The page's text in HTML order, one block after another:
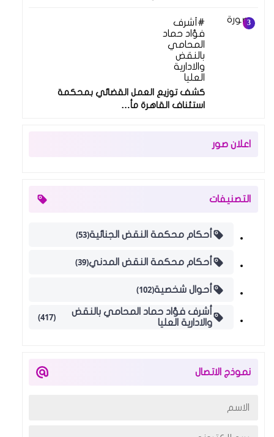
أشرف
فؤاد حماد
المحامي
بالنقض
والادارية
العليا
كشف توزيع العمل القضائي بمحكمة
استئناف القاهرة مأ…
اعلان صور
التصنيفات
أحكام محكمة النقض الجنائية(53)
أحكام محكمة النقض المدني(39)
أحوال شخصية(102)
أشرف فؤاد حماد المحامي بالنقض
والادارية العليا
(417)
نموذج الاتصال